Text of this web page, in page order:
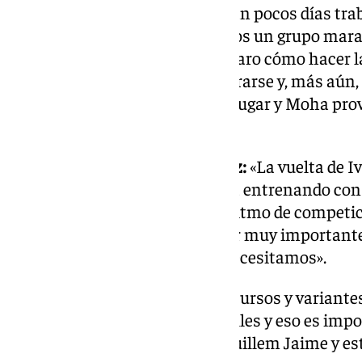
«Llevan pocos días
adaptado rápido porque tenemos un grupo
familia y todos tenemos muy claro cómo hacer
para el que viene de fuera, integrarse y, más
Guillem lleva varios meses sin jugar y Moha
Recuperación de Iván Rodríguez:«La vuelta de
grandes fichajes, porque ya está entrenando
ahora lo que necesita es coger ritmo de
apostamos en verano e iba a ser muy
capacidad para competir y lo necesitamos».
«Tenemos muchos recursos y
pueden jugar en diferentes perfiles y eso es
Recio y hemos incorporado a Guillem Jaime y